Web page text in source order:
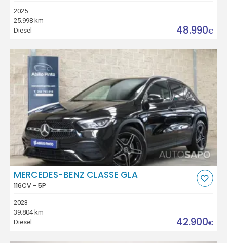
2025
25.998 km
Diesel
48.990€
MERCEDES-BENZ CLASSE GLA
116CV - 5P
2023
39.804 km
Diesel
42.900€